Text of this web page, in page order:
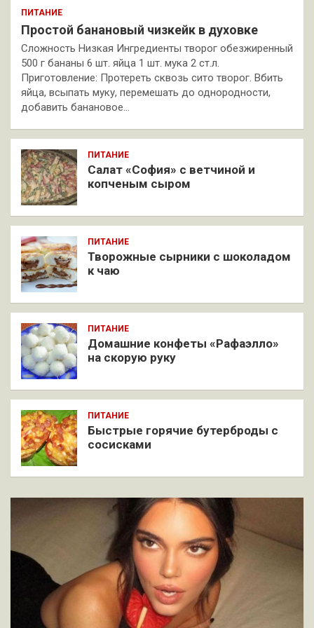
ПИТАНИЕ
Простой банановый чизкейк в духовке
Сложность Низкая Ингредиенты творог обезжиренный
500 г бананы 6 шт. яйца 1 шт. мука 2 ст.л.
Приготовление: Протереть сквозь сито творог. Вбить
яйца, всыпать муку, перемешать до однородности,
добавить банановое…
ПИТАНИЕ
Салат «София» с ветчиной и
копченым сыром
ПИТАНИЕ
Творожные сырники с шоколадом
к чаю
ПИТАНИЕ
Домашние конфеты «Рафаэлло»
на скорую руку
ПИТАНИЕ
Быстрые горячие бутерброды с
сосисками